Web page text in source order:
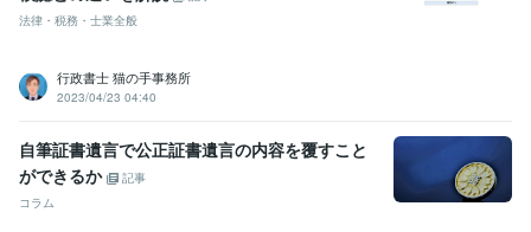
法律・税務・士業全般
行政書士 猫の手事務所
2023/04/23 04:40
自筆証書遺言で公正証書遺言の内容を覆すこと
ができるか
記事
コラム